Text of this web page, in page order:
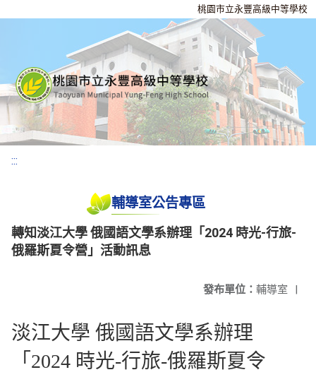
桃園市立永豐高級中等學校
:::
輔導室公告專區
轉知淡江大學 俄國語文學系辦理「2024 時光-行旅-
俄羅斯夏令營」活動訊息
發布單位： 輔導室 |
淡江大學 俄國語文學系辦理
「2024 時光-行旅-俄羅斯夏令